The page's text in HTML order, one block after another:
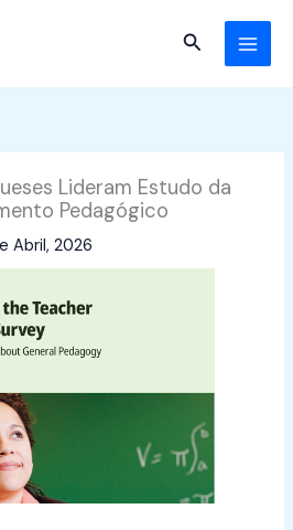
Search
Lideram Estudo da
Pedagógico
Abril, 2026